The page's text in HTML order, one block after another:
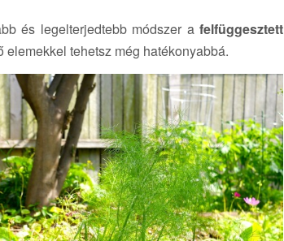
és legelterjedtebb módszer a felfüggesztett
tehetsz még hatékonyabbá.